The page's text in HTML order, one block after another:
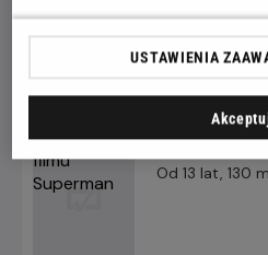
FILMY WYDARZENIA
Superman
Od 13 lat, 130
USTAWIENIA